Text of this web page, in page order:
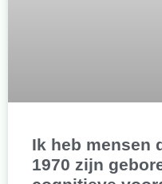
Ik heb mensen
1970 zijn